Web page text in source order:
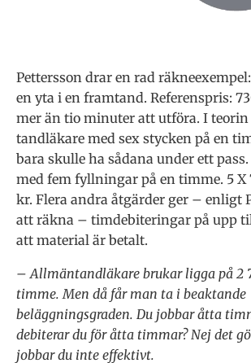
Pettersson drar en rad
en yta i en framtand. Referenspris:
mer än tio minuter att utföra. I
tandläkare med sex stycken på en
bara skulle ha sådana under ett
med fem fyllningar på en timme. 5 X
kr. Flera andra åtgärder ger – enligt
att räkna – timdebiteringar på upp
att material är betalt.
– Allmäntandläkare brukar ligga på 2
timme. Men då får man ta i beaktande
beläggningsgraden. Du jobbar åtta
debiterar du för åtta timmar? Nej det
jobbar du inte effektivt.